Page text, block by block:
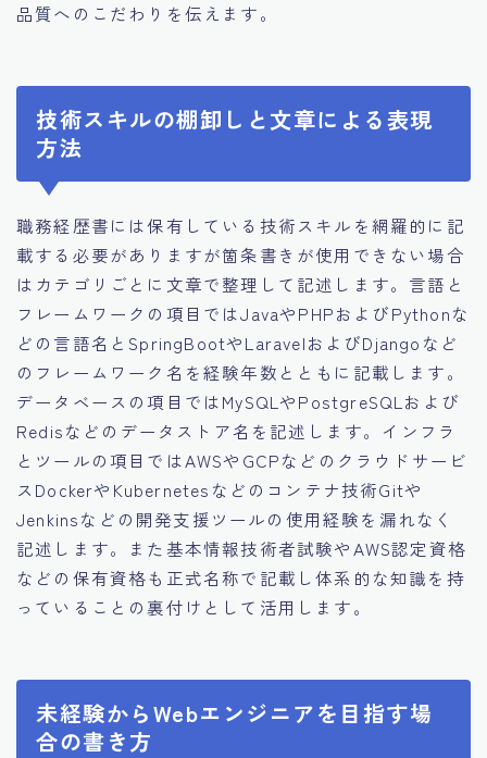
品質へのこだわりを伝えます。
技術スキルの棚卸しと文章による表現
方法
職務経歴書には保有している技術スキルを網羅的に記
載する必要がありますが箇条書きが使用できない場合
はカテゴリごとに文章で整理して記述します。言語と
フレームワークの項目ではJavaやPHPおよびPythonな
どの言語名とSpringBootやLaravelおよびDjangoなど
のフレームワーク名を経験年数とともに記載します。
データベースの項目ではMySQLやPostgreSQLおよび
Redisなどのデータストア名を記述します。インフラ
とツールの項目ではAWSやGCPなどのクラウドサービ
スDockerやKubernetesなどのコンテナ技術Gitや
Jenkinsなどの開発支援ツールの使用経験を漏れなく
記述します。また基本情報技術者試験やAWS認定資格
などの保有資格も正式名称で記載し体系的な知識を持
っていることの裏付けとして活用します。
未経験からWebエンジニアを目指す場
合の書き方